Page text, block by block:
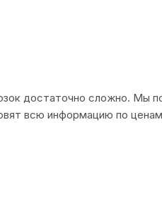
достаточно сложно. Мы
всю информацию по